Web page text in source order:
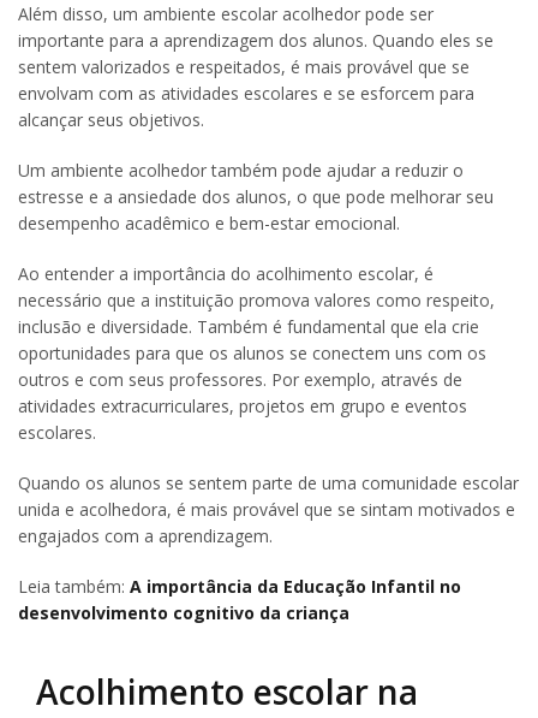
Além disso, um ambiente escolar acolhedor pode ser
importante para a aprendizagem dos alunos. Quando eles se
sentem valorizados e respeitados, é mais provável que se
envolvam com as atividades escolares e se esforcem para
alcançar seus objetivos.
Um ambiente acolhedor também pode ajudar a reduzir o
estresse e a ansiedade dos alunos, o que pode melhorar seu
desempenho acadêmico e bem-estar emocional.
Ao entender a importância do acolhimento escolar, é
necessário que a instituição promova valores como respeito,
inclusão e diversidade. Também é fundamental que ela crie
oportunidades para que os alunos se conectem uns com os
outros e com seus professores. Por exemplo, através de
atividades extracurriculares, projetos em grupo e eventos
escolares.
Quando os alunos se sentem parte de uma comunidade escolar
unida e acolhedora, é mais provável que se sintam motivados e
engajados com a aprendizagem.
Leia também: A importância da Educação Infantil no
desenvolvimento cognitivo da criança
Acolhimento escolar na